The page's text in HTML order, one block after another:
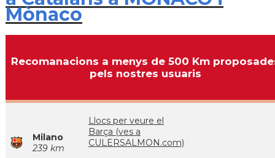
Mònaco
Recomanacions a menys de 500 Km
pels nostres usuaris
Milano
239 km
Llocs per veure el
Barça (ves a
CULERSALMON.com)